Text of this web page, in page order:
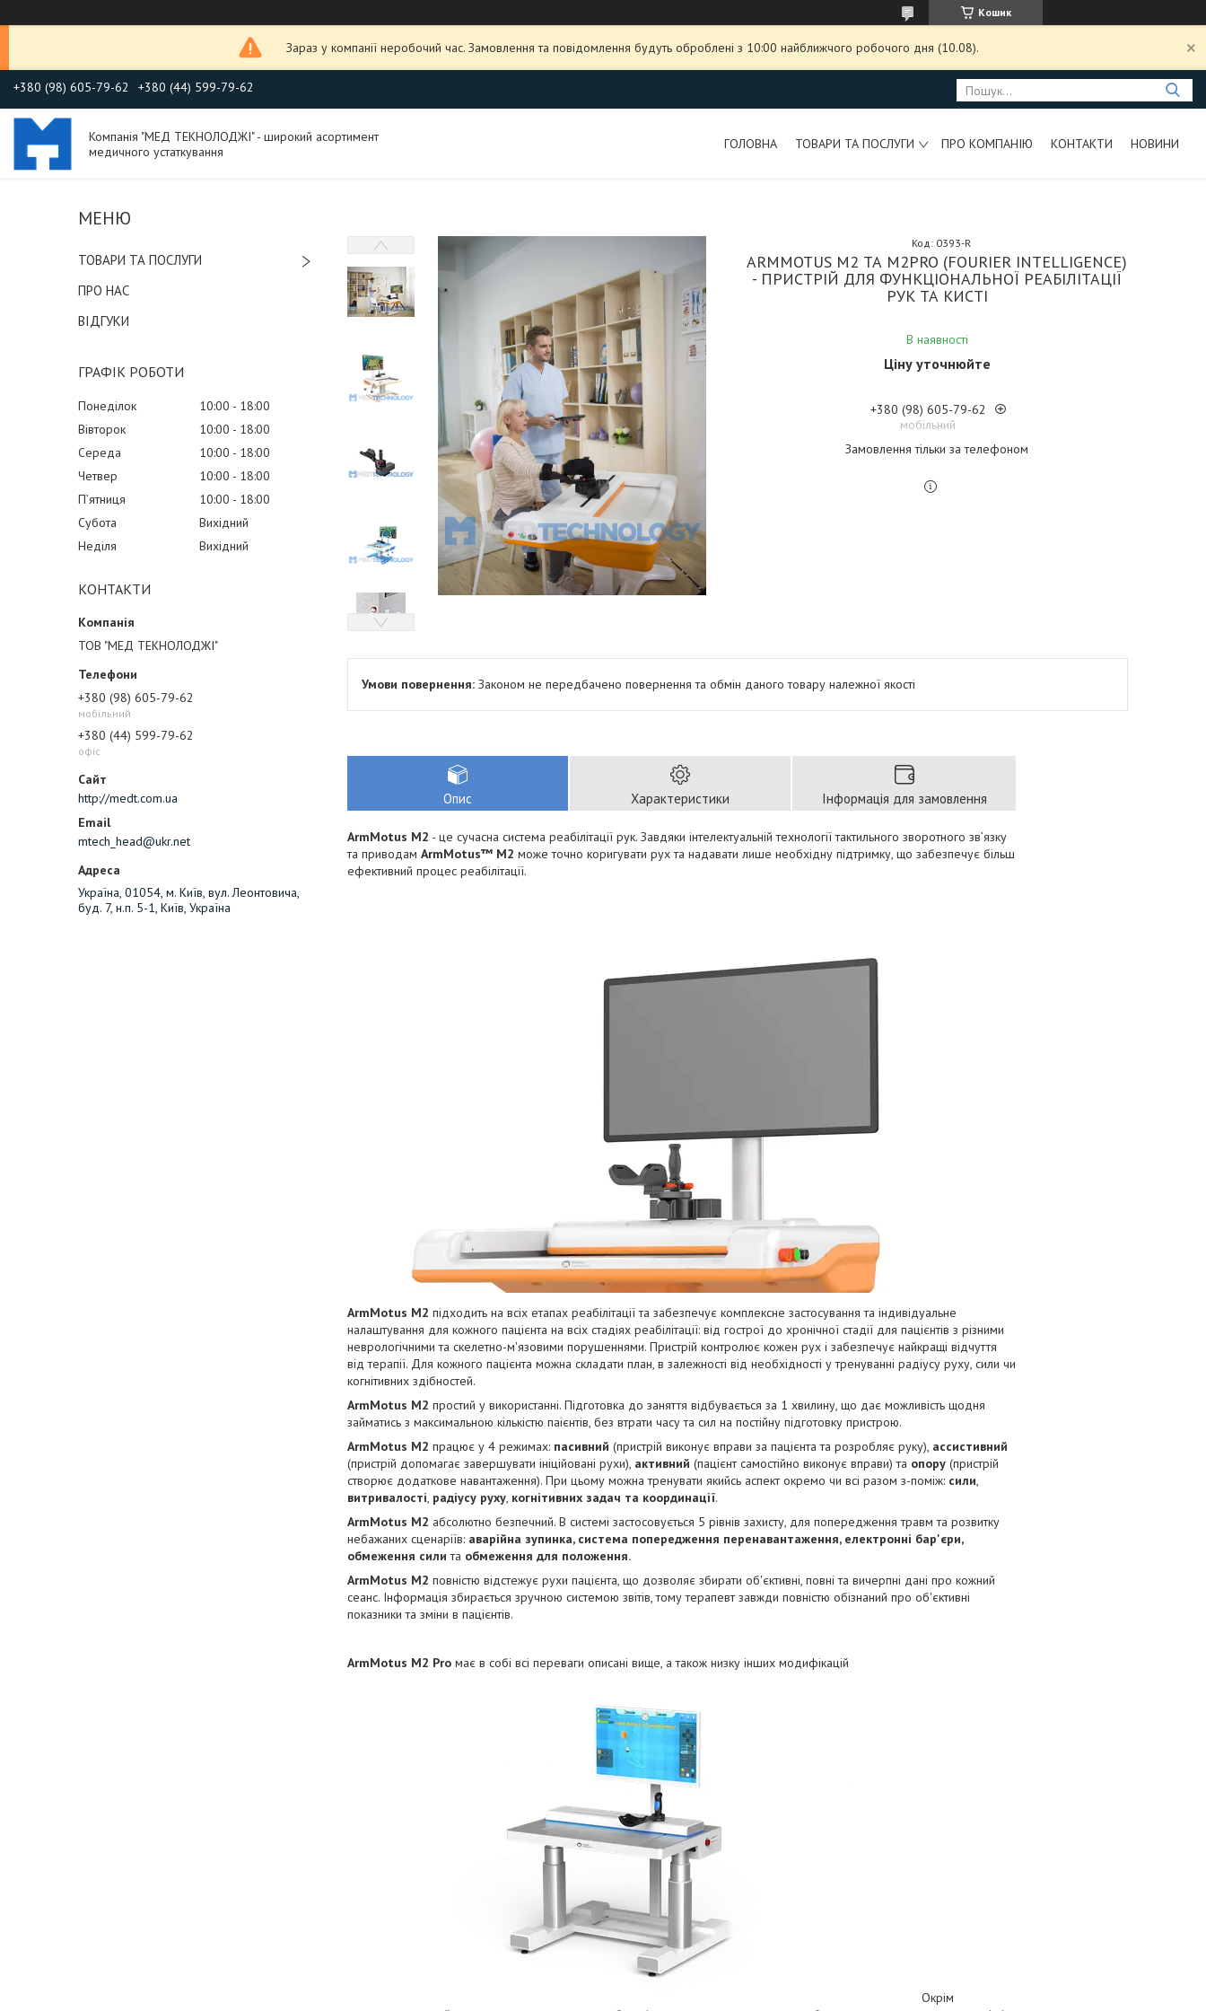
Кошик
Зараз у компанії неробочий час. Замовлення та повідомлення будуть оброблені з 10:00 найближчого робочого дня (10.08).
+380 (98) 605-79-62 +380 (44) 599-79-62
Компанія "МЕД ТЕКНОЛОДЖІ" - широкий асортимент
медичного устаткування
ГОЛОВНА ТОВАРИ ТА ПОСЛУГИ ПРО КОМПАНІЮ КОНТАКТИ НОВИНИ
ТОВАРИ ТА ПОСЛУГИ
ПРО НАС
ВІДГУКИ
ГРАФІК РОБОТИ
Понеділок 10:00
18:00
Вівторок
10:00
18:00
Середа
10:00
18:00
Четвер
10:00
18:00
Пʼятниця
10:00
18:00
Субота
Вихідний
Неділя
Вихідний
КОНТАКТИ
ТОВ "МЕД ТЕКНОЛОДЖІ"
+380 (98) 605-79-62
мобільний
+380 (44) 599-79-62
офіс
http://medt.com.ua
mtech_head@ukr.net
Україна, 01054, м. Київ, вул. Леонтовича,
буд. 7, н.п. 5-1, Київ, Україна
ARMMOTUS M2 ТА М2PRO (FOURIER INTELLIGENCE)
- ПРИСТРІЙ ДЛЯ ФУНКЦІОНАЛЬНОЇ РЕАБІЛІТАЦІЇ
РУК ТА КИСТІ
В наявності
Код: 0393-R
Ціну уточнюйте
+380 (98) 605-79-62
мобільний
Замовлення тільки за телефоном
Законом не передбачено повернення та обмін даного товару належної якості
Опис Характеристики Інформація для замовлення
ArmMotus M2 - це сучасна система реабілітації рук. Завдяки інтелектуальній технології тактильного зворотного зв’язку
та приводам ArmMotus™ M2 може точно коригувати рух та надавати лише необхідну підтримку, що забезпечує більш
ефективний процес реабілітації.
ArmMotus M2 підходить на всіх етапах реабілітації та забезпечує комплексне застосування та індивідуальне
налаштування для кожного пацієнта на всіх стадіях реабілітації: від гострої до хронічної стадії для пацієнтів з різними
неврологічними та скелетно-м'язовими порушеннями. Пристрій контролює кожен рух і забезпечує найкращі відчуття
від терапії. Для кожного пацієнта можна складати план, в залежності від необхідності у тренуванні радіусу руху, сили чи
когнітивних здібностей.
ArmMotus M2 простий у використанні. Підготовка до заняття відбувається за 1 хвилину, що дає можливість щодня
займатись з максимальною кількістю паієнтів, без втрати часу та сил на постійну підготовку пристрою.
ArmMotus M2 працює у 4 режимах: пасивний (пристрій виконує вправи за пацієнта та розробляє руку), ассистивний
(пристрій допомагає завершувати ініційовані рухи), активний (пацієнт самостійно виконує вправи) та опору (пристрій
створює додаткове навантаження). При цьому можна тренувати якийсь аспект окремо чи всі разом з-поміж: сили,
витривалості, радіусу руху, когнітивних задач та координації.
ArmMotus M2 абсолютно безпечний. В системі застосовується 5 рівнів захисту, для попередження травм та розвитку
небажаних сценаріїв: аварійна зупинка, система попередження перенавантаження, електронні бар'єри,
обмеження силита обмеження для положення.
ArmMotus M2 повністю відстежує рухи пацієнта, що дозволяє збирати об'єктивні, повні та вичерпні дані про кожний
сеанс. Інформація збирається зручною системою звітів, тому терапевт завжди повністю обізнаний про об'єктивні
показники та зміни в пацієнтів.
ArmMotus M2 Pro має в собі всі переваги описані вище, а також низку інших модифікацій
Окрім